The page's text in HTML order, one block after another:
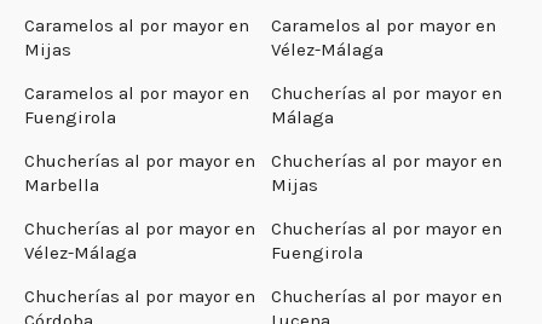
Caramelos al por mayor en
Mijas
Caramelos al por mayor en
Vélez-Málaga
Caramelos al por mayor en
Fuengirola
Chucherías al por mayor en
Málaga
Chucherías al por mayor en
Marbella
Chucherías al por mayor en
Mijas
Chucherías al por mayor en
Vélez-Málaga
Chucherías al por mayor en
Fuengirola
Chucherías al por mayor en
Chucherías al por mayor en